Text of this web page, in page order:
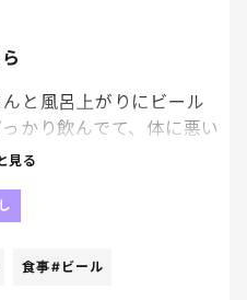
と風呂上がりにビール
かり飲んでて、体に悪い
飯食べてるの？近くに
式でまくしたてられて
見る
食事#ビール